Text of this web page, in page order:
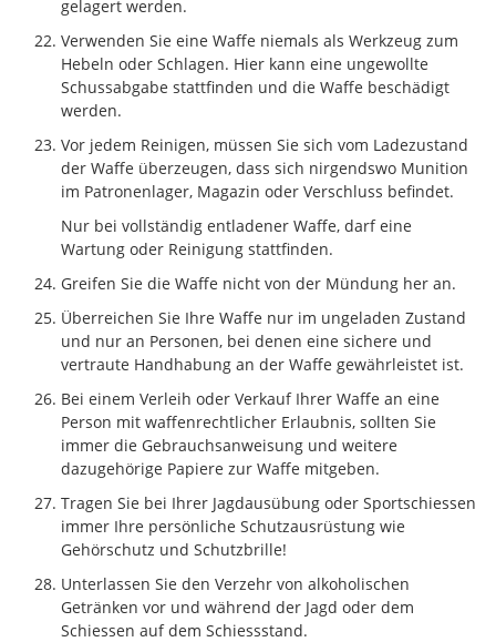
gelagert werden.
Verwenden Sie eine Waffe niemals als Werkzeug zum
Hebeln oder Schlagen. Hier kann eine ungewollte
Schussabgabe stattfinden und die Waffe beschädigt
werden.
Vor jedem Reinigen, müssen Sie sich vom Ladezustand
der Waffe überzeugen, dass sich nirgendswo Munition
im Patronenlager, Magazin oder Verschluss befindet.
Nur bei vollständig entladener Waffe, darf eine
Wartung oder Reinigung stattfinden.
Greifen Sie die Waffe nicht von der Mündung her an.
Überreichen Sie Ihre Waffe nur im ungeladen Zustand
und nur an Personen, bei denen eine sichere und
vertraute Handhabung an der Waffe gewährleistet ist.
Bei einem Verleih oder Verkauf Ihrer Waffe an eine
Person mit waffenrechtlicher Erlaubnis, sollten Sie
immer die Gebrauchsanweisung und weitere
dazugehörige Papiere zur Waffe mitgeben.
Tragen Sie bei Ihrer Jagdausübung oder Sportschiessen
immer Ihre persönliche Schutzausrüstung wie
Gehörschutz und Schutzbrille!
Unterlassen Sie den Verzehr von alkoholischen
Getränken vor und während der Jagd oder dem
Schiessen auf dem Schiessstand.